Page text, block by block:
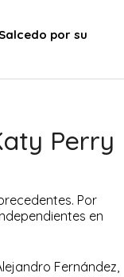
por su
Perry
Por
en
Fernández,